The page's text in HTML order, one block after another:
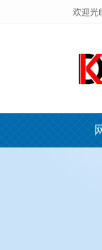
欢迎光